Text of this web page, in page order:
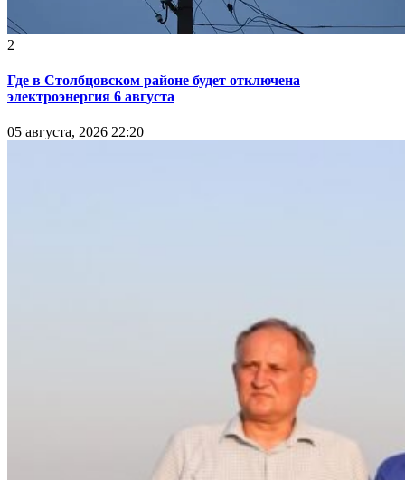
2
Где в Столбцовском районе будет отключена
электроэнергия 6 августа
05 августа, 2026 22:20